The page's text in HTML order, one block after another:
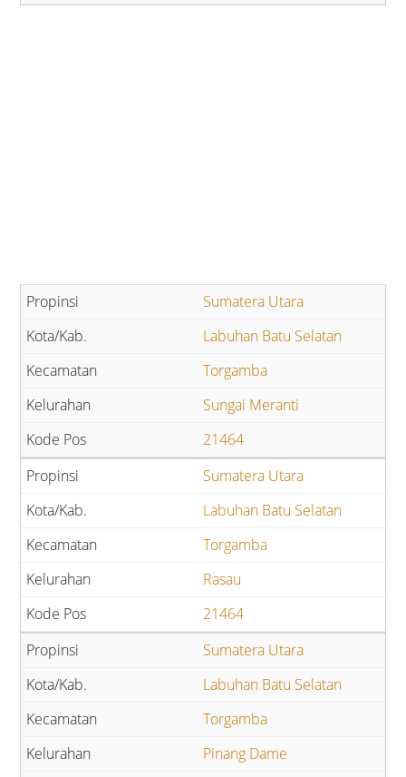
Sumatera Utara
Labuhan Batu Selatan
Torgamba
Sungai Meranti
21464
Sumatera Utara
Labuhan Batu Selatan
Torgamba
Rasau
21464
Sumatera Utara
Labuhan Batu Selatan
Torgamba
Pinang Dame